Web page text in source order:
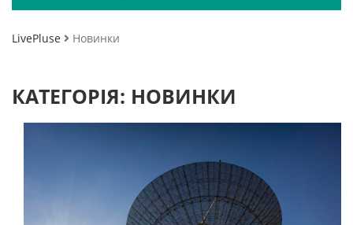
LivePluse Новинки
КАТЕГОРІЯ: НОВИНКИ